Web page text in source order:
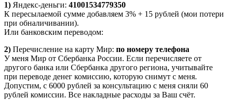
1) Яндекс-деньги: 41001534779350
К пересылаемой сумме добавляем 3% + 15 рублей (мои потери
при обналичивании).
Или банковским переводом:
2) Перечисление на карту Мир: по номеру телефона
У меня Мир от Сбербанка России. Если перечисляете от
другого банка или Сбербанка другого региона, учитывайте
при переводе денег комиссию, которую снимут с меня.
Допустим, с 6000 рублей за консультацию с меня сняли 60
рублей комиссии. Все накладные расходы за Ваш счёт.